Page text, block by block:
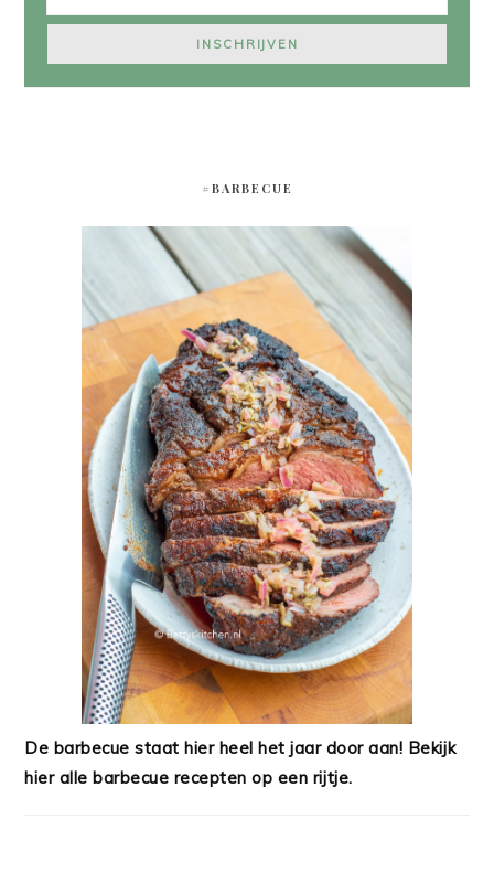
#BARBECUE
De barbecue staat hier heel het jaar door aan! Bekijk
hier alle barbecue recepten op een rijtje.